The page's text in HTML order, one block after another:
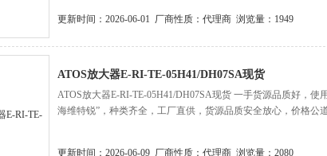
更新时间：2026-06-01 厂商性质：代理商 浏览量：1949
ATOS放大器E-RI-TE-05H41/DH07SA现货
ATOS放大器E-RI-TE-05H41/DH07SA现货 一手货源品质好，使
海维特锐”，种类齐全，工厂直供，货源品质安全放心，价格公
更新时间：2026-06-09 厂商性质：代理商 浏览量：2080